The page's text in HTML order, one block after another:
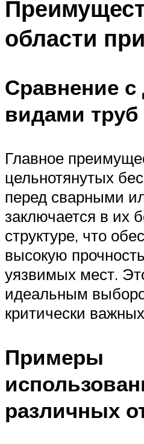
области
Сравнение с
видами труб
Главное
цельнотянутых
перед сварными
заключается в их
структуре, что
высокую
уязвимых мест.
идеальным
критически
Примеры
различных